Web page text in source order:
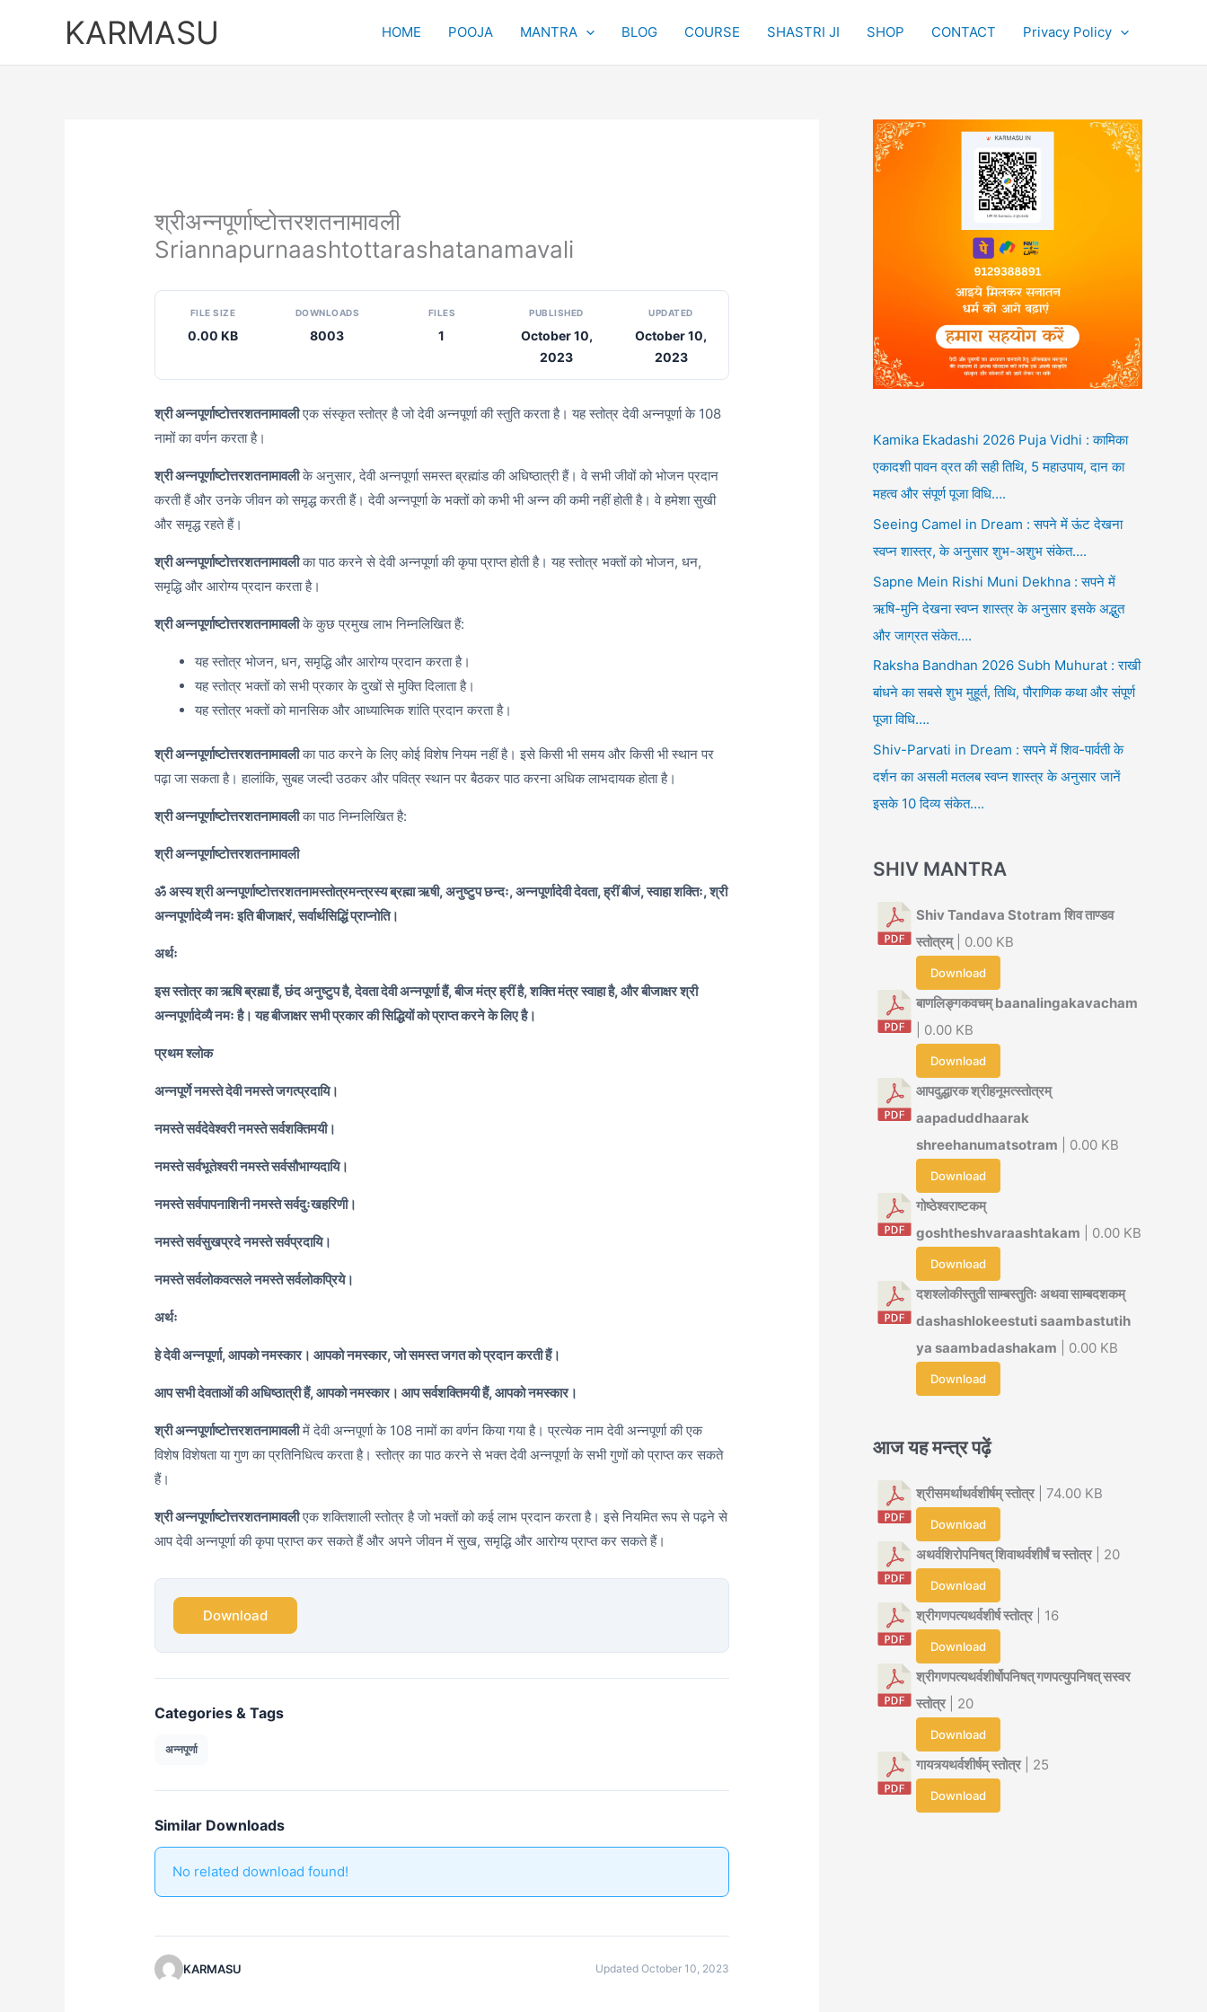
KARMASU HOME POOJA MANTRA BLOG COURSE SHASTRI JI SHOP CONTACT Privacy Policy
श्रीअन्नपूर्णाष्टोत्तरशतनामावली
Sriannapurnaashtottarashatanamavali
FILE SIZE
0.00 KB
DOWNLOADS
8003
FILES
1
PUBLISHED
October 10,
2023
UPDATED
October 10,
2023
श्री अन्नपूर्णाष्टोत्तरशतनामावलीएक संस्कृत स्तोत्र है जो देवी अन्नपूर्णा की स्तुति करता है। यह स्तोत्र देवी अन्नपूर्णा के 108
नामों का वर्णन करता है।
श्री अन्नपूर्णाष्टोत्तरशतनामावलीके अनुसार, देवी अन्नपूर्णा समस्त ब्रह्मांड की अधिष्ठात्री हैं। वे सभी जीवों को भोजन प्रदान
करती हैं और उनके जीवन को समृद्ध करती हैं। देवी अन्नपूर्णा के भक्तों को कभी भी अन्न की कमी नहीं होती है। वे हमेशा सुखी
और समृद्ध रहते हैं।
श्री अन्नपूर्णाष्टोत्तरशतनामावलीका पाठ करने से देवी अन्नपूर्णा की कृपा प्राप्त होती है। यह स्तोत्र भक्तों को भोजन, धन,
समृद्धि और आरोग्य प्रदान करता है।
श्री अन्नपूर्णाष्टोत्तरशतनामावलीके कुछ प्रमुख लाभ निम्नलिखित हैं:
यह स्तोत्र भोजन, धन, समृद्धि और आरोग्य प्रदान करता है।
यह स्तोत्र भक्तों को सभी प्रकार के दुखों से मुक्ति दिलाता है।
यह स्तोत्र भक्तों को मानसिक और आध्यात्मिक शांति प्रदान करता है।
श्री अन्नपूर्णाष्टोत्तरशतनामावलीका पाठ करने के लिए कोई विशेष नियम नहीं है। इसे किसी भी समय और किसी भी स्थान पर
पढ़ा जा सकता है। हालांकि, सुबह जल्दी उठकर और पवित्र स्थान पर बैठकर पाठ करना अधिक लाभदायक होता है।
श्री अन्नपूर्णाष्टोत्तरशतनामावलीका पाठ निम्नलिखित है:
श्री अन्नपूर्णाष्टोत्तरशतनामावली
ॐ अस्य श्री अन्नपूर्णाष्टोत्तरशतनामस्तोत्रमन्त्रस्य ब्रह्मा ऋषी, अनुष्टुप छन्दः, अन्नपूर्णादेवी देवता, ह्रीं बीजं, स्वाहा शक्तिः, श्री
अन्नपूर्णादेव्यै नमः इति बीजाक्षरं, सर्वार्थसिद्धिं प्राप्नोति।
अर्थः
इस स्तोत्र का ऋषि ब्रह्मा हैं, छंद अनुष्टुप है, देवता देवी अन्नपूर्णा हैं, बीज मंत्र ह्रीं है, शक्ति मंत्र स्वाहा है, और बीजाक्षर श्री
अन्नपूर्णादेव्यै नमः है। यह बीजाक्षर सभी प्रकार की सिद्धियों को प्राप्त करने के लिए है।
प्रथम श्लोक
अन्नपूर्णे नमस्ते देवी नमस्ते जगत्प्रदायि।
नमस्ते सर्वदेवेश्वरी नमस्ते सर्वशक्तिमयी।
नमस्ते सर्वभूतेश्वरी नमस्ते सर्वसौभाग्यदायि।
नमस्ते सर्वपापनाशिनी नमस्ते सर्वदुःखहरिणी।
नमस्ते सर्वसुखप्रदे नमस्ते सर्वप्रदायि।
नमस्ते सर्वलोकवत्सले नमस्ते सर्वलोकप्रिये।
अर्थः
हे देवी अन्नपूर्णा, आपको नमस्कार। आपको नमस्कार, जो समस्त जगत को प्रदान करती हैं।
आप सभी देवताओं की अधिष्ठात्री हैं, आपको नमस्कार। आप सर्वशक्तिमयी हैं, आपको नमस्कार।
श्री अन्नपूर्णाष्टोत्तरशतनामावलीमें देवी अन्नपूर्णा के 108 नामों का वर्णन किया गया है। प्रत्येक नाम देवी अन्नपूर्णा की एक
विशेष विशेषता या गुण का प्रतिनिधित्व करता है। स्तोत्र का पाठ करने से भक्त देवी अन्नपूर्णा के सभी गुणों को प्राप्त कर सकते
हैं।
श्री अन्नपूर्णाष्टोत्तरशतनामावलीएक शक्तिशाली स्तोत्र है जो भक्तों को कई लाभ प्रदान करता है। इसे नियमित रूप से पढ़ने से
आप देवी अन्नपूर्णा की कृपा प्राप्त कर सकते हैं और अपने जीवन में सुख, समृद्धि और आरोग्य प्राप्त कर सकते हैं।
Download
Categories & Tags
अन्नपूर्णा
Similar Downloads
No related download found!
KARMASU Updated October 10, 2023
Kamika Ekadashi 2026 Puja Vidhi : कामिका
एकादशी पावन व्रत की सही तिथि, 5 महाउपाय, दान का
महत्व और संपूर्ण पूजा विधि….
Seeing Camel in Dream : सपने में ऊंट देखना
स्वप्न शास्त्र, के अनुसार शुभ-अशुभ संकेत….
Sapne Mein Rishi Muni Dekhna : सपने में
ऋषि-मुनि देखना स्वप्न शास्त्र के अनुसार इसके अद्भुत
और जाग्रत संकेत….
Raksha Bandhan 2026 Subh Muhurat : राखी
बांधने का सबसे शुभ मुहूर्त, तिथि, पौराणिक कथा और संपूर्ण
पूजा विधि….
Shiv-Parvati in Dream : सपने में शिव-पार्वती के
दर्शन का असली मतलब स्वप्न शास्त्र के अनुसार जानें
इसके 10 दिव्य संकेत….
SHIV MANTRA
Shiv Tandava Stotram शिव ताण्डव
स्तोत्रम्| 0.00 KB
Download
बाणलिङ्गकवचम् baanalingakavacham
| 0.00 KB
Download
आपदुद्धारक श्रीहनूमत्स्तोत्रम्
aapaduddhaarak
shreehanumatsotram | 0.00 KB
Download
गोष्ठेश्वराष्टकम्
goshtheshvaraashtakam | 0.00 KB
Download
दशश्लोकीस्तुती साम्बस्तुतिः अथवा साम्बदशकम्
dashashlokeestuti saambastutih
ya saambadashakam | 0.00 KB
Download
आज यह मन्त्र पढ़ें
श्रीसमर्थाथर्वशीर्षम् स्तोत्र| 74.00 KB
Download
अथर्वशिरोपनिषत् शिवाथर्वशीर्षं च स्तोत्र| 20
Download
श्रीगणपत्यथर्वशीर्ष स्तोत्र| 16
Download
श्रीगणपत्यथर्वशीर्षोपनिषत् गणपत्युपनिषत् सस्वर
स्तोत्र| 20
Download
गायत्र्यथर्वशीर्षम् स्तोत्र| 25
Download